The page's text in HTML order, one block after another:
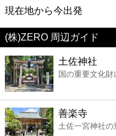
映画
美容
コンビニ
薬局
現在地から今出発
(株)ZERO 周辺ガイド
土佐神社
国の重要文化
善楽寺
土佐一宮神社の